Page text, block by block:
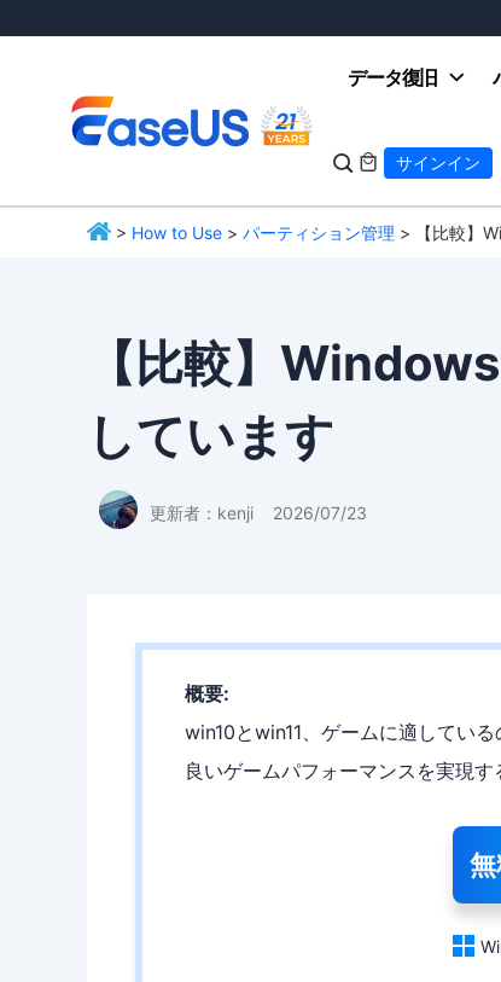
データ復旧
  サインイン
> How to Use > パーティション管理 > 【比較】
【比較】
しています
更新者： kenji 2026/07/23
概要:
win10とwin11、ゲームに適してい
良いゲームパフォーマンスを実現す
